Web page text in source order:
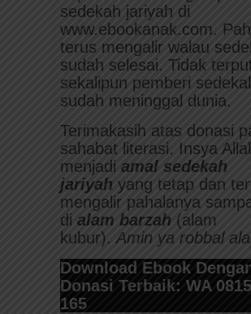
sedekah jariyah di
www.ebookanak.com.
terus mengalir walau
sudah selesai. Tidak
sekalipun pemberi
sudah meninggal dunia.
Terimakasih atas donasi
sahabat literasi. Insya
menjadi amal sedekah
jariyah yang tetap dan
mengalir pahalanya
di alam barzah (alam
kubur). Amin ya robbal
Download Ebook
Donasi Terbaik: WA
165